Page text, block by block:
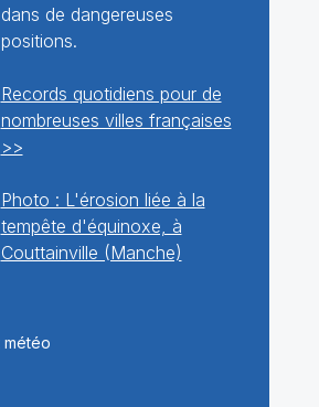
dans de dangereuses
positions.
Records quotidiens pour de
nombreuses villes françaises
>>
Photo : L'érosion liée à la
tempête d'équinoxe, à
Couttainville (Manche)